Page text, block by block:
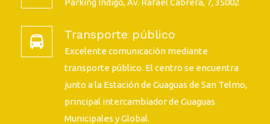
Parking Indigo, Av. Rafael Cabrera, 7, 35002
Transporte público
Excelente comunicación mediante
transporte público. El centro se encuentra
junto a la Estación de Guaguas de San Telmo,
principal intercambiador de Guaguas
Municipales y Global.